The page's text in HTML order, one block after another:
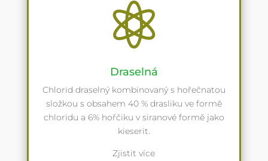

Draselná
Chlorid draselný kombinovaný s hořečnatou
složkou s obsahem 40 % drasliku ve formě
chloridu a 6% hořčiku v siranové formě jako
kieserit.
Zjistit více